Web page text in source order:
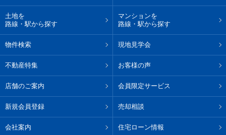
土地を
路線・駅から探す
マンションを
路線・駅から探す
物件検索 現地見学会
不動産特集 お客様の声
店舗のご案内 会員限定サービス
新規会員登録 売却相談
会社案内 住宅ローン情報